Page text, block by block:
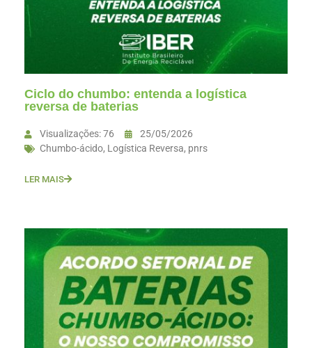
Ciclo do chumbo: entenda a logística
reversa de baterias
Visualizações: 76
25/05/2026
Chumbo-ácido, Logística Reversa, pnrs
LER MAIS